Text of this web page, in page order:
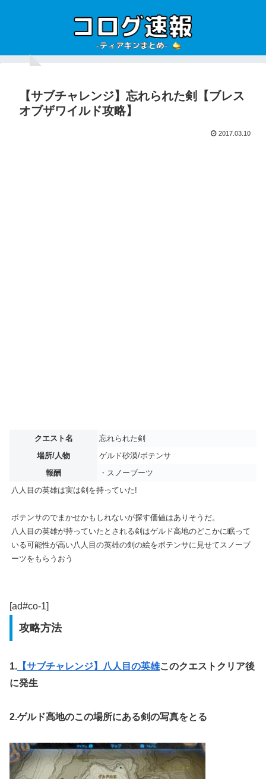
【サブチャレンジ】忘れられた剣【ブレス
オブザワイルド攻略】
2017.03.10
クエスト名
忘れられた剣
場所/人物
ゲルド砂漠/ボテンサ
報酬
・スノーブーツ
八人目の英雄は実は剣を持っていた!
ボテンサのでまかせかもしれないが探す価値はありそうだ。
八人目の英雄が持っていたとされる剣はゲルド高地のどこかに眠って
いる可能性が高い八人目の英雄の剣の絵をボテンサに見せてスノーブ
ーツをもらうおう
[ad#co-1]
攻略方法
1. 【サブチャレンジ】八人目の英雄このクエストクリア後
に発生
2.ゲルド高地のこの場所にある剣の写真をとる